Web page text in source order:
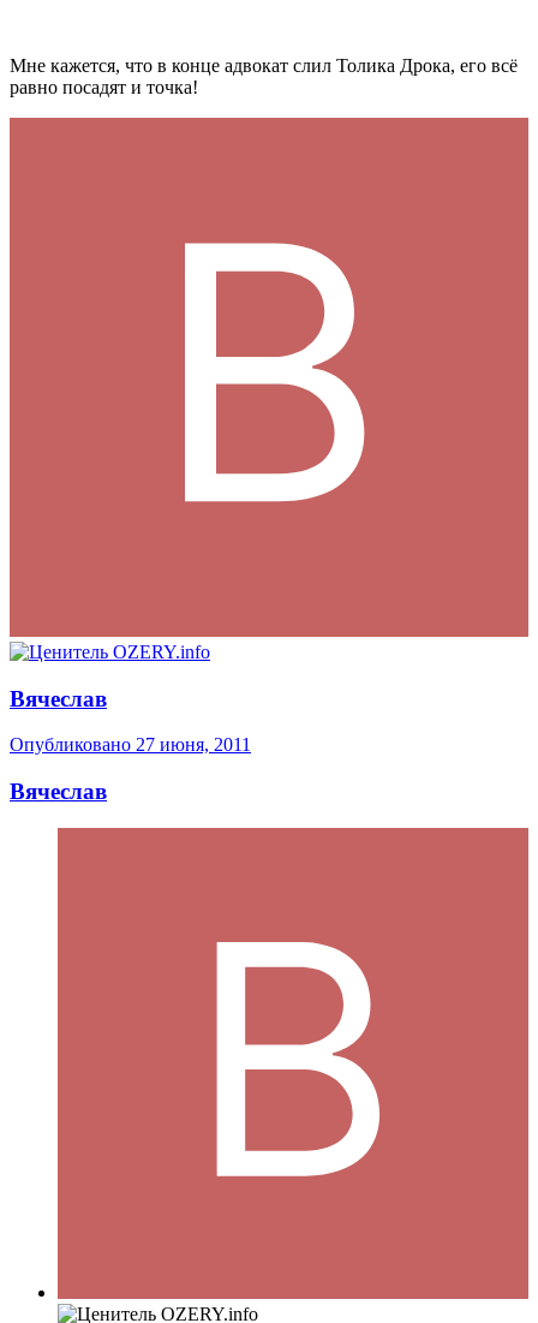
Мне кажется, что в конце адвокат слил Толика Дрока, его всё
равно посадят и точка!
Вячеслав
Опубликовано 27 июня, 2011
Вячеслав